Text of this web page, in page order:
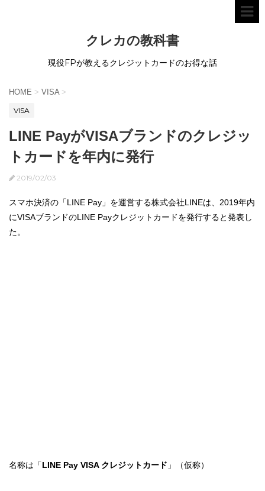
クレカの教科書
現役FPが教えるクレジットカードのお得な話
HOME > VISA >
VISA
LINE PayがVISAブランドのクレジッ
トカードを年内に発行
2019/02/03
スマホ決済の「LINE Pay」を運営する株式会社LINEは、2019年内
にVISAブランドのLINE Payクレジットカードを発行すると発表し
た。
名称は「LINE Pay VISA クレジットカード 」（仮称）